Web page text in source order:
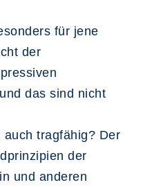
für jene
der
das sind nicht
auch tragfähig? Der
der
und anderen